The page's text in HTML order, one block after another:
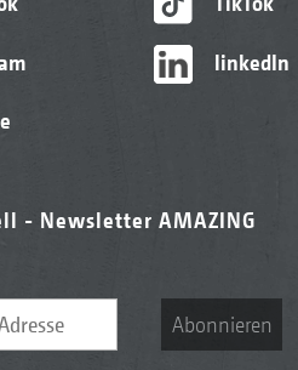
linkedIn
- Newsletter AMAZING
Abonnieren